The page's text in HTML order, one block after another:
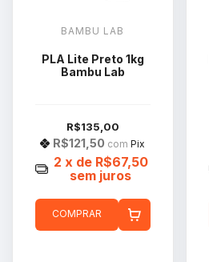
BAMBU LAB
PLA Lite Preto 1kg
Bambu Lab
R$135,00
R$121,50 com Pix
2 x de R$67,50
sem juros
COMPRAR